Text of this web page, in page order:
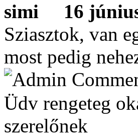
simi
16
Sziasztok, van
most pedig
Üdv rengeteg
szerelőnek